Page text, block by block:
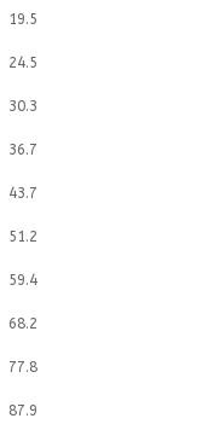
19.5
24.5
30.3
36.7
43.7
51.2
59.4
68.2
77.8
87.9